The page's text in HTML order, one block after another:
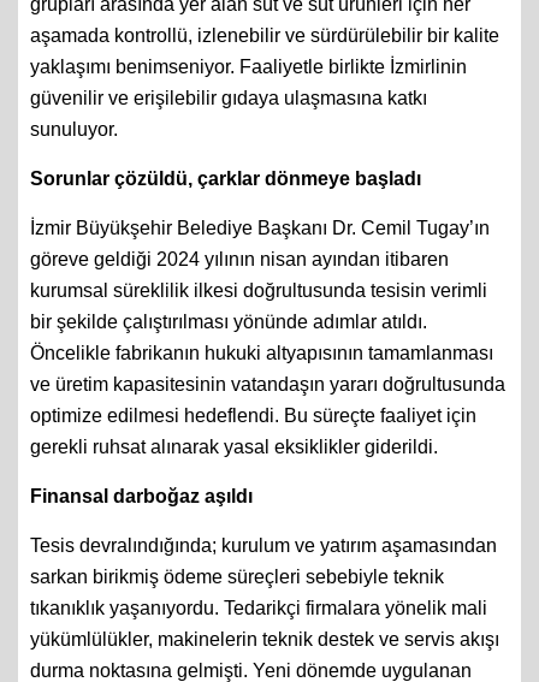
grupları arasında yer alan süt ve süt ürünleri için her
aşamada kontrollü, izlenebilir ve sürdürülebilir bir kalite
yaklaşımı benimseniyor. Faaliyetle birlikte İzmirlinin
güvenilir ve erişilebilir gıdaya ulaşmasına katkı
sunuluyor.
Sorunlar çözüldü, çarklar dönmeye başladı
İzmir Büyükşehir Belediye Başkanı Dr. Cemil Tugay’ın
göreve geldiği 2024 yılının nisan ayından itibaren
kurumsal süreklilik ilkesi doğrultusunda tesisin verimli
bir şekilde çalıştırılması yönünde adımlar atıldı.
Öncelikle fabrikanın hukuki altyapısının tamamlanması
ve üretim kapasitesinin vatandaşın yararı doğrultusunda
optimize edilmesi hedeflendi. Bu süreçte faaliyet için
gerekli ruhsat alınarak yasal eksiklikler giderildi.
Finansal darboğaz aşıldı
Tesis devralındığında; kurulum ve yatırım aşamasından
sarkan birikmiş ödeme süreçleri sebebiyle teknik
tıkanıklık yaşanıyordu. Tedarikçi firmalara yönelik mali
yükümlülükler, makinelerin teknik destek ve servis akışı
durma noktasına gelmişti. Yeni dönemde uygulanan